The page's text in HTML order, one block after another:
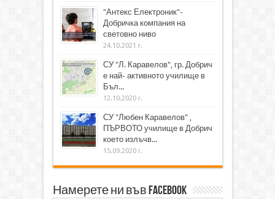
"Антекс Електроник"-
Добричка компания на
световно ниво
24.10.2021 г.
СУ "Л. Каравелов", гр. Добрич
е най- активното училище в
Бъл...
12.10.2020 г.
СУ "Любен Каравелов" ,
ПЪРВОТО училище в Добрич
което излъчв...
15.09.2020 г.
Намерете ни във Facebook